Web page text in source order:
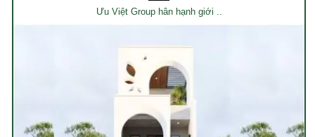
Ưu Việt Group hân hạnh giới ..